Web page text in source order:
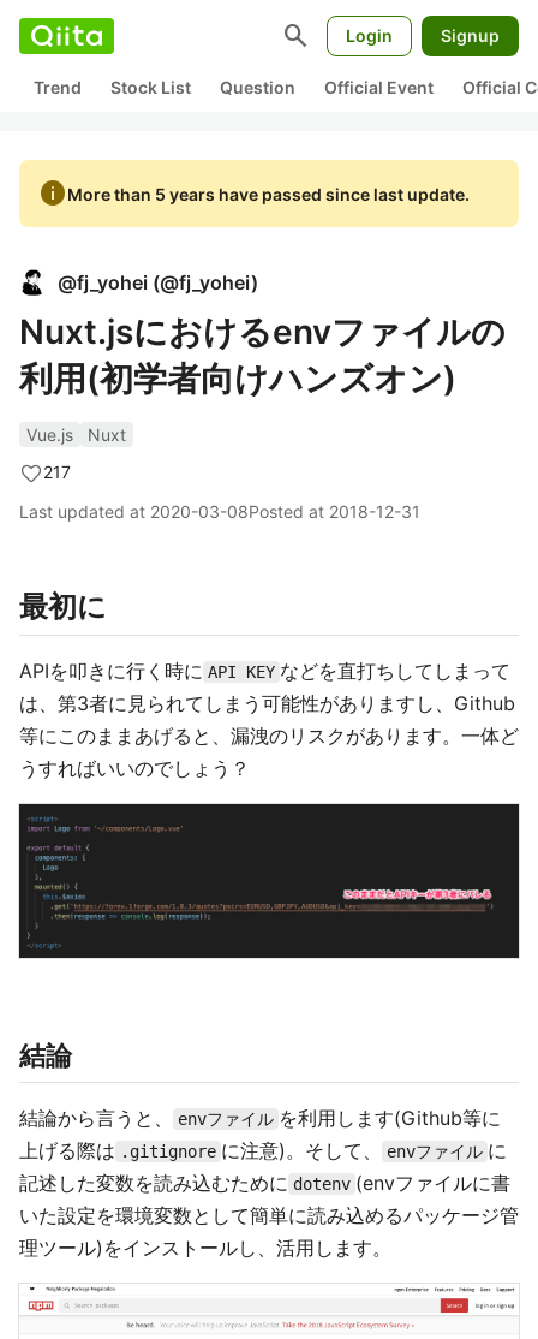
search Login Signup
Trend Stock List Question Official Event Official
infoMore than 5 years have passed since last update.
@fj_yohei (@fj_yohei)
Nuxt.jsにおけるenvファイルの
利用(初学者向けハンズオン)
Vue.js
Nuxt
217
Last updated at 2020-03-08Posted at 2018-12-31
最初に
APIを叩きに行く時に API KEY などを直打ちしてしまって
は、第3者に見られてしまう可能性がありますし、Github
等にこのままあげると、漏洩のリスクがあります。一体ど
うすればいいのでしょう？
結論
結論から言うと、 envファイル を利用します(Github等に
上げる際は .gitignore に注意)。そして、 envファイル に
記述した変数を読み込むために dotenv (envファイルに書
いた設定を環境変数として簡単に読み込めるパッケージ管
理ツール)をインストールし、活用します。